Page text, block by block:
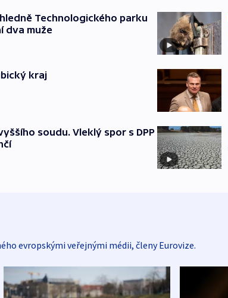
Technologického parku
dva muže
kraj
soudu. Vleklý spor s DPP
evropskými veřejnými médii, členy Eurovize.